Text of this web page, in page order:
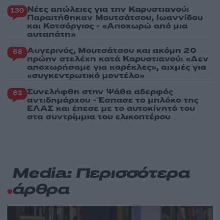
130 Νέες απώλειες για την Καρυστιανού:
Παραιτήθηκαν Μουτσάτσου, Ιωαννίδου
και Κοτσόργιος - «Αποχωρώ από μια
αυταπάτη»
68 Αυγερινός, Μουτσάτσου και ακόμη 20
πρώην στελέχη κατά Καρυστιανού: «Δεν
αποχωρήσαμε για καρέκλες», αιχμές για
«συγκεντρωτικό μοντέλο»
63 Συνελήφθη στην Ψάθα αδερφός
αντιδημάρχου - Έσπασε το μπλόκο της
ΕΛΑΣ και έπεσε με το αυτοκίνητό του
στα συντρίμμια του ελικοπτέρου
Media: Περισσότερα
άρθρα